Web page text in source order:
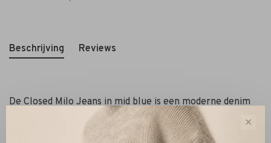
Beschrijving Reviews
De Closed Milo Jeans in mid blue is een moderne denim
essential met een tijdloze uitstraling. Dankzij de mid-rise
taille en rechte pijp heeft deze jeans een comfortabele
✕